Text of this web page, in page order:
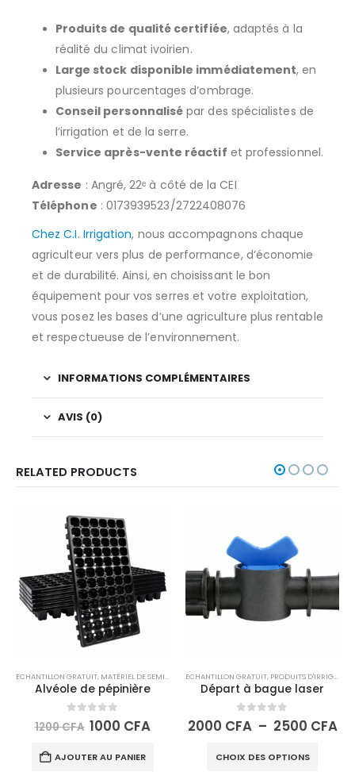
Produits de qualité certifiée, adaptés à la
réalité du climat ivoirien.
Large stock disponible immédiatement, en
plusieurs pourcentages d’ombrage.
Conseil personnalisé par des spécialistes de
l’irrigation et de la serre.
Service après-vente réactif et professionnel.
Adresse : Angré, 22ᵉ à côté de la CEI
Téléphone : 0173939523/2722408076
Chez C.I. Irrigation, nous accompagnons chaque
agriculteur vers plus de performance, d’économie
et de durabilité. Ainsi, en choisissant le bon
équipement pour vos serres et votre exploitation,
vous posez les bases d’une agriculture plus rentable
et respectueuse de l’environnement.
INFORMATIONS COMPLÉMENTAIRES
AVIS (0)
RELATED PRODUCTS
ECHANTILLON GRATUIT, MATÉRIEL DE SEMIS PRODUITS DE SERRE
Alvéole de pépinière
sur 5
1200CFA 1000 CFA
AJOUTER AU PANIER
ECHANTILLON GRATUIT, PRODUITS D'IRRIGATION
Départ à bague laser
0 sur 5
2000 CFA – 2500 CFA
CHOIX DES OPTIONS